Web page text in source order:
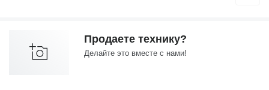
Продаете технику?
Делайте это вместе с нами!